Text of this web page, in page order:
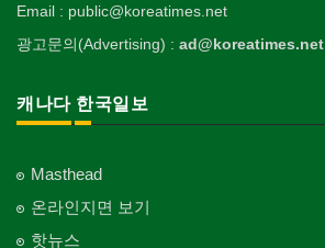
Email : public@koreatimes.net
광고문의(Advertising) : ad@koreatimes.net
캐나다 한국일보
Masthead
온라인지면 보기
핫뉴스